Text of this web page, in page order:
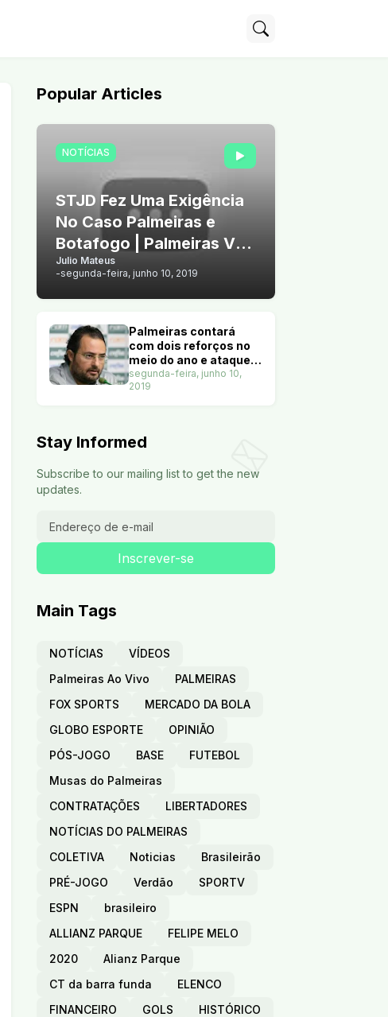
Popular Articles
NOTÍCIAS
STJD Fez Uma Exigência
No Caso Palmeiras e
Botafogo | Palmeiras Vê
Chance de Vender Arthur
Julio Mateus
-segunda-feira, junho 10, 2019
Palmeiras contará
com dois reforços no
meio do ano e ataque
terá nove opções. Veja
segunda-feira, junho 10,
2019
Stay Informed
Subscribe to our mailing list to get the new
updates.
Main Tags
NOTÍCIAS
VÍDEOS
Palmeiras Ao Vivo
PALMEIRAS
FOX SPORTS
MERCADO DA BOLA
GLOBO ESPORTE
OPINIÃO
PÓS-JOGO
BASE
FUTEBOL
Musas do Palmeiras
CONTRATAÇÕES
LIBERTADORES
NOTÍCIAS DO PALMEIRAS
COLETIVA
Noticias
Brasileirão
PRÉ-JOGO
Verdão
SPORTV
ESPN
brasileiro
ALLIANZ PARQUE
FELIPE MELO
2020
Alianz Parque
CT da barra funda
ELENCO
FINANCEIRO
GOLS
HISTÓRICO